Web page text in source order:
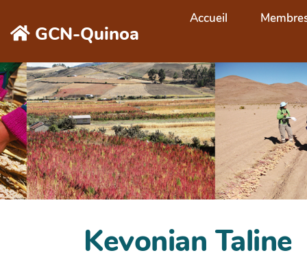
GCN-Quinoa
Accueil
Kevonian Taline